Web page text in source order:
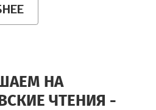
МЕЖДУНАРОДНЫЙ
ГОДАНА
ЧТЕНИЯ -